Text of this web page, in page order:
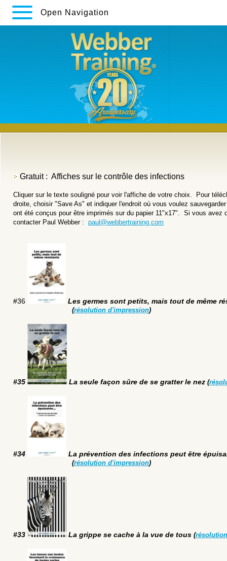
Open Navigation
Gratuit : Affiches sur le contrôle des infections
Cliquer sur le texte souligné pour voir l'affiche de votre choix. Pour
droite, choisir "Save As" et indiquer l'endroit où vous voulez
ont été conçus pour être imprimés sur du papier 11"x17". Si vous avez
contacter Paul Webber : paul@webbertraining.com
#36 Les germes sont petits, mais tout de même
(résolution d'impression)
#35 La seule façon sûre de se gratter le nez (
#34 La prévention des infections peut être
(résolution d'impression)
#33 La grippe se cache à la vue de tous (